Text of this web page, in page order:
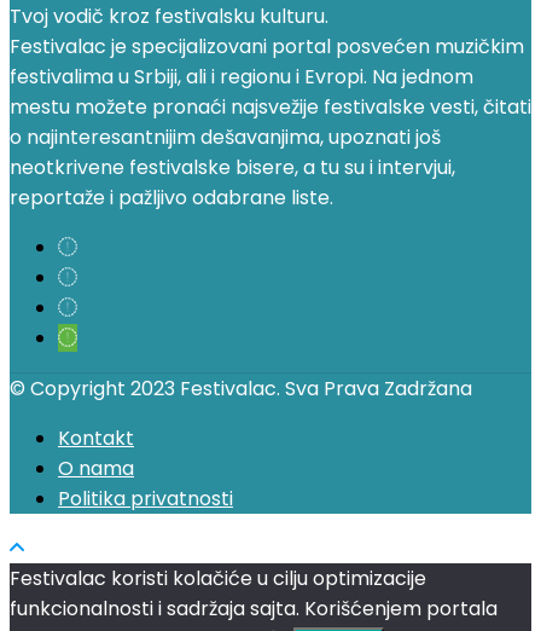
Tvoj vodič kroz festivalsku kulturu.
Festivalac je specijalizovani portal posvećen muzičkim
festivalima u Srbiji, ali i regionu i Evropi. Na jednom
mestu možete pronaći najsvežije festivalske vesti, čitati
o najinteresantnijim dešavanjima, upoznati još
neotkrivene festivalske bisere, a tu su i intervjui,
reportaže i pažljivo odabrane liste.
© Copyright 2023 Festivalac. Sva Prava Zadržana
Kontakt
O nama
Politika privatnosti
Festivalac koristi kolačiće u cilju optimizacije
funkcionalnosti i sadržaja sajta. Korišćenjem portala